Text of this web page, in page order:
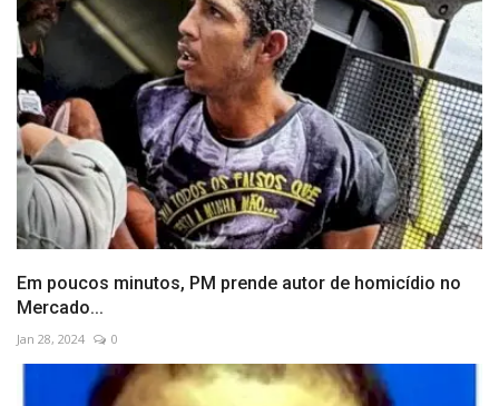
Em poucos minutos, PM prende autor de homicídio no
Mercado...
Jan 28, 2024 0